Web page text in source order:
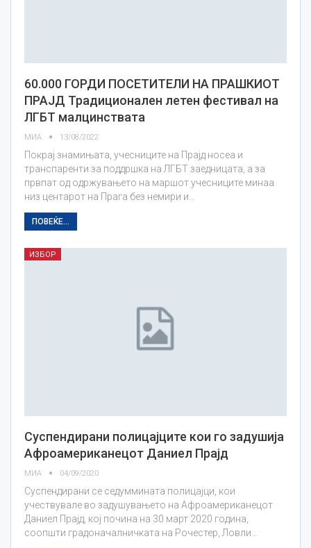
60.000 ГОРДИ ПОСЕТИТЕЛИ НА ПРАШКИОТ
ПРАЈД Традиционален летен фестивал на
ЛГБТ малцинствата
МИА 13/08/2022
Покрај знамињата, учесниците на Прајд носеа и
транспаренти за поддршка на ЛГБТ заедницата, а за
првпат од одржувањето на маршот учесниците минаа
низ центарот на Прага без немири и…
ПОВЕЌЕ...
ИЗБОР
Суспендирани полицајците кои го задушија
Афроамериканецот Даниел Прајд
МИА 04/09/2020
Суспендирани се седуммината полицајци, кои
учествувале во задушувањето на Афроамериканецот
Даниел Прајд, кој почина на 30 март 2020 година,
соопшти градоначалничката на Рочестер, Ловли…